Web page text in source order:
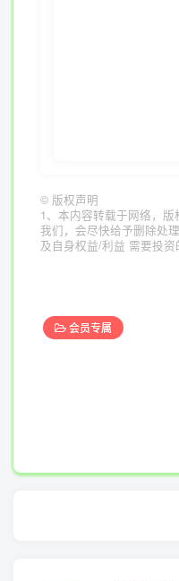
© 版权声明
1、本内容转载于网络，
我们，会尽快给予删除处
及自身权益/利益 需要投
会员专属